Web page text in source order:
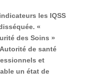
les IQSS
«
des Soins »
de santé
et
un état de